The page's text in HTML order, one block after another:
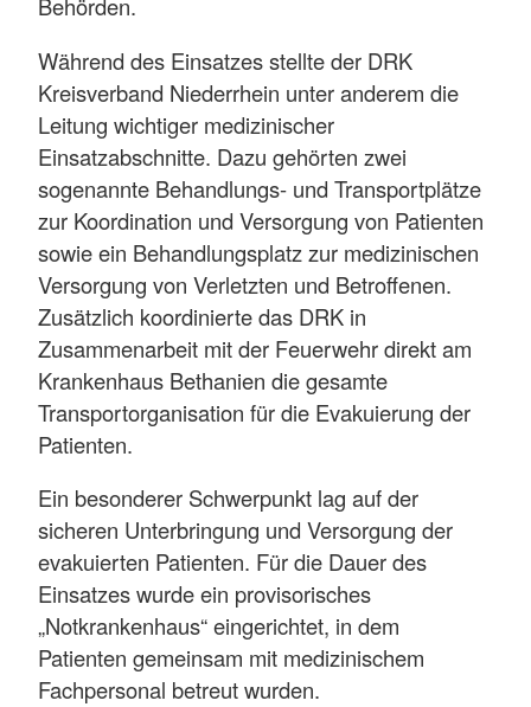
Behörden.
Während des Einsatzes stellte der DRK
Kreisverband Niederrhein unter anderem die
Leitung wichtiger medizinischer
Einsatzabschnitte. Dazu gehörten zwei
sogenannte Behandlungs- und Transportplätze
zur Koordination und Versorgung von Patienten
sowie ein Behandlungsplatz zur medizinischen
Versorgung von Verletzten und Betroffenen.
Zusätzlich koordinierte das DRK in
Zusammenarbeit mit der Feuerwehr direkt am
Krankenhaus Bethanien die gesamte
Transportorganisation für die Evakuierung der
Patienten.
Ein besonderer Schwerpunkt lag auf der
sicheren Unterbringung und Versorgung der
evakuierten Patienten. Für die Dauer des
Einsatzes wurde ein provisorisches
„Notkrankenhaus“ eingerichtet, in dem
Patienten gemeinsam mit medizinischem
Fachpersonal betreut wurden.